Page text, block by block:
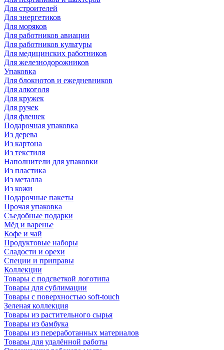
Для строителей
Для энергетиков
Для моряков
Для работников авиации
Для работников культуры
Для медицинских работников
Для железнодорожников
Упаковка
Для блокнотов и ежедневников
Для алкоголя
Для кружек
Для ручек
Для флешек
Подарочная упаковка
Из дерева
Из картона
Из текстиля
Наполнители для упаковки
Из пластика
Из металла
Из кожи
Подарочные пакеты
Прочая упаковка
Съедобные подарки
Мёд и варенье
Кофе и чай
Продуктовые наборы
Сладости и орехи
Специи и приправы
Коллекции
Товары с подсветкой логотипа
Товары для сублимации
Товары с поверхностью soft-touch
Зеленая коллекция
Товары из растительного сырья
Товары из бамбука
Товары из переработанных материалов
Товары для удалённой работы